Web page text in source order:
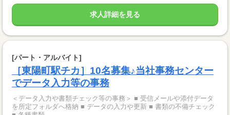
求人詳細を見る
[パート・アルバイト]
［東陽町駅チカ］10名募集♪当社事務センター
でデータ入力等の事務
＜データ入力や書類チェック等の事務＞ ■ 受信メールや添付データ
を所定フォルダへ格納 ■ データの入力や更新 ■ 書類の不備チェック